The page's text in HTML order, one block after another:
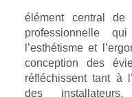
élément central de
professionnelle
l’esthétisme et
conception des
réfléchissent tant à
des